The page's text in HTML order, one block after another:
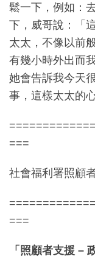
鬆一下，例如：
下，威哥說：「
太太，不像以前
有幾小時外出而
她會告訴我今天
事，這樣太太的
===
社會福利署照顧
===
「照顧者支援 –